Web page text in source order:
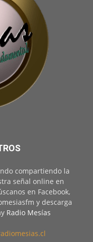
compartiendo la
señal online en
en Facebook,
y descarga
Radio Mesías